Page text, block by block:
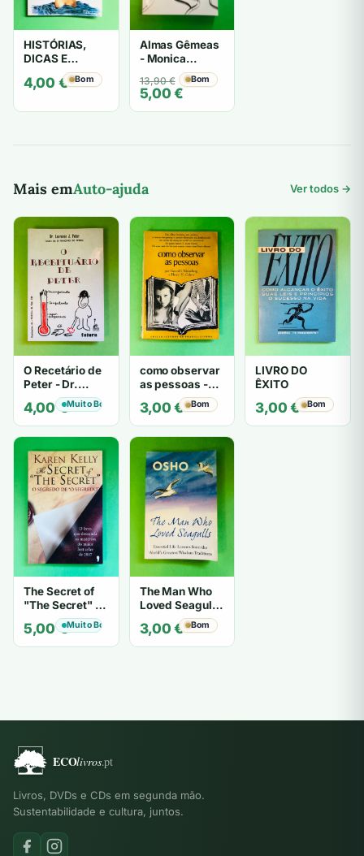
HISTÓRIAS,
DICAS E
MAGIAS -
MONICA
4,00 € Bom
Almas Gêmeas
- Monica
Buonfiglio
13,90€
O
preço
original
13,90 €.
5,00€
O
preço
atual
5,00 €.
Bom
Mais emAuto-ajuda Ver todos →
O Recetário de
Peter - Dr.
Laurence J.
Peter
4,00€Muito Bom
como observar
as pessoas -
Gerard I.
Nierenberg e
Henry H. Calero
3,00€ Bom
LIVRO DO
ÊXITO
3,00€ Bom
The Secret of
"The Secret" O
Segredo de "O
Segredo" -
Karen Kelly
5,00€Muito Bom
The Man Who
Loved Seagulls
3,00€ Bom
Livros, DVDs e CDs em segunda mão.
Sustentabilidade e cultura, juntos.